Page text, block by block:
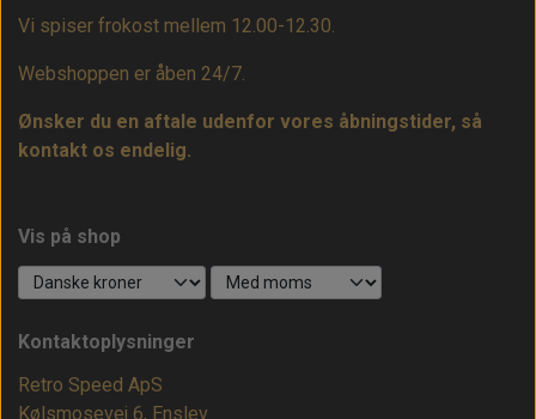
Vi spiser frokost mellem 12.00-12.30.
Webshoppen er åben 24/7.
Ønsker du en aftale udenfor vores åbningstider, så
kontakt os endelig.
Vis på shop
Kontaktoplysninger
Retro Speed ApS
Kølsmosevej 6, Enslev